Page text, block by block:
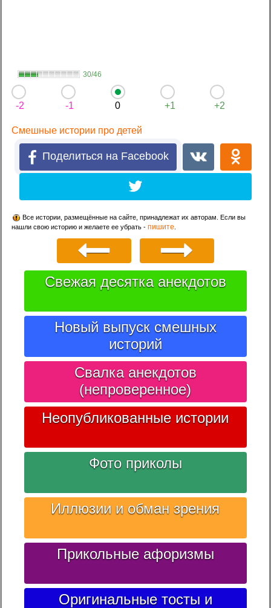
30/46
-2 -1 0 +1 +2
Смешные истории про детей
Поделиться на Facebook
Все истории, размещённые на сайте, принадлежат их авторам. Если вы
нашли свою историю и желаете ее убрать -пишите
Свежая десятка анекдотов
Новый выпуск смешных
историй
Свалка анекдотов
(непроверенное)
Неопубликованные истории
Фото приколы
Иллюзии и обман зрения
Прикольные афоризмы
Оригинальные тосты и